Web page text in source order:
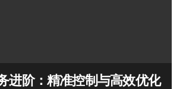
进阶：精准控制与高效优化